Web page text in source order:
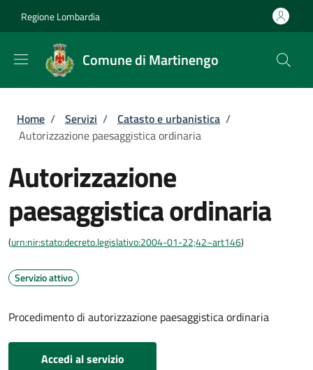
Regione Lombardia
Comune di Martinengo
Briciole di pane
Home / Servizi / Catasto e urbanistica /
Autorizzazione paesaggistica ordinaria
Autorizzazione
paesaggistica ordinaria
(urn:nir:stato:decreto.legislativo:2004-01-22;42~art146)
Servizio attivo
Procedimento di autorizzazione paesaggistica ordinaria
Accedi al servizio